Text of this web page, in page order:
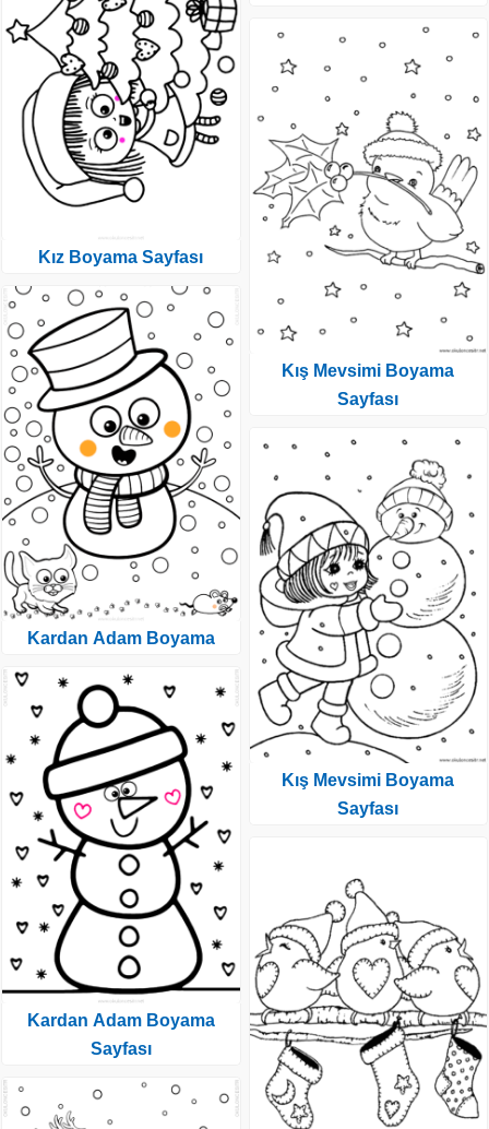
Kız Boyama Sayfası
Kardan Adam Boyama
Kardan Adam Boyama
Sayfası
Kış Mevsimi Boyama
Sayfası
Kış Mevsimi Boyama
Sayfası